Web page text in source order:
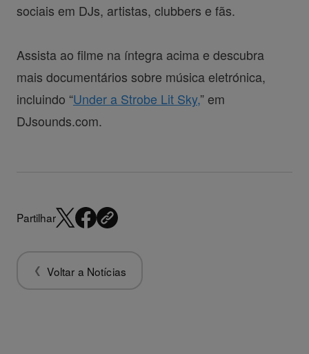
sociais em DJs, artistas, clubbers e fãs.
Assista ao filme na íntegra acima e descubra
mais documentários sobre música eletrónica,
incluindo “Under a Strobe Lit Sky,” em
DJsounds.com.
Partilhar
Voltar a Notícias